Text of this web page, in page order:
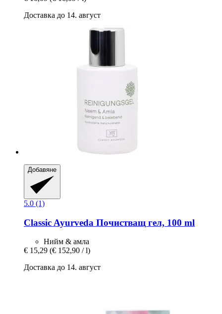
Доставка до 14. август
Добавяне
5.0 (1)
Classic Ayurveda Почистващ гел, 100 ml
Нийм & амла
€ 15,29 (€ 152,90 / l)
Доставка до 14. август